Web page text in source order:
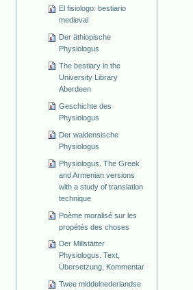
El fisiologo: bestiario
medieval
Der äthiopische
Physiologus
The bestiary in the
University Library
Aberdeen
Geschichte des
Physiologus
Der waldensische
Physiologus
Physiologus. The Greek
and Armenian versions
with a study of translation
technique
Poème moralisé sur les
propétés des choses
Der Millstätter
Physiologus. Text,
Übersetzung, Kommentar
Twee middelnederlandse